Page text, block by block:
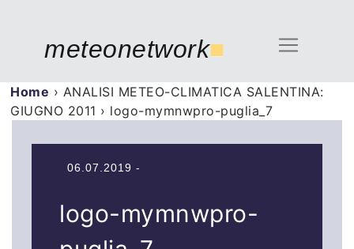
meteonetwork■
Home › ANALISI METEO-CLIMATICA SALENTINA:
GIUGNO 2011 › logo-mymnwpro-puglia_7
06.07.2019 -
logo-mymnwpro-